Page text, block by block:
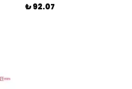
₺ 92.07